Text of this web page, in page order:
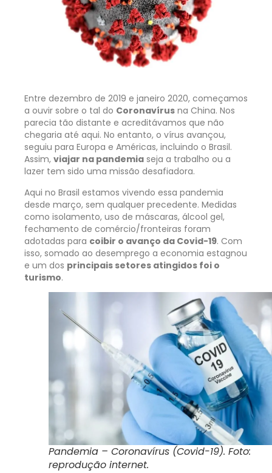
Entre dezembro de 2019 e janeiro 2020, começamos
a ouvir sobre o tal do Coronavírus na China. Nos
parecia tão distante e acreditávamos que não
chegaria até aqui. No entanto, o vírus avançou,
seguiu para Europa e Américas, incluindo o Brasil.
Assim, viajar na pandemia seja a trabalho ou a
lazer tem sido uma missão desafiadora.
Aqui no Brasil estamos vivendo essa pandemia
desde março, sem qualquer precedente. Medidas
como isolamento, uso de máscaras, álcool gel,
fechamento de comércio/fronteiras foram
adotadas para coibir o avanço da Covid-19. Com
isso, somado ao desemprego a economia estagnou
e um dos principais setores atingidos foi o
turismo.
Pandemia – Coronavírus (Covid-19). Foto:
reprodução internet.